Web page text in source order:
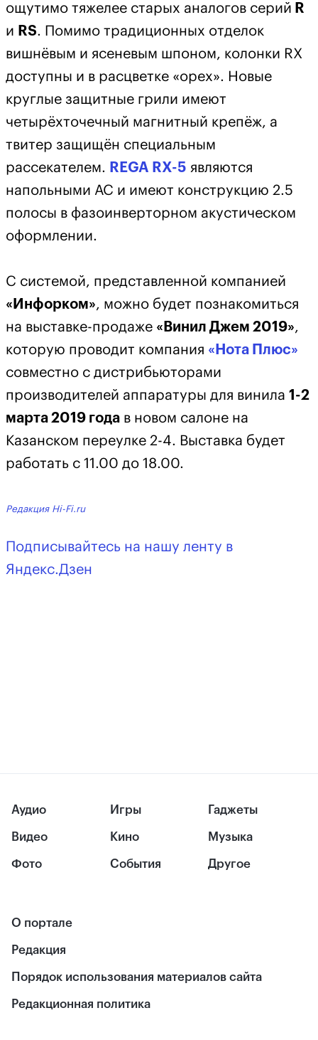
ощутимо тяжелее старых аналогов серий R
и RS. Помимо традиционных отделок
вишнёвым и ясеневым шпоном, колонки RX
доступны и в расцветке «орех». Новые
круглые защитные грили имеют
четырёхточечный магнитный крепёж, а
твитер защищён специальным
рассекателем. REGA RX-5 являются
напольными АС и имеют конструкцию 2.5
полосы в фазоинверторном акустическом
оформлении.
С системой, представленной компанией
«Инфорком», можно будет познакомиться
на выставке-продаже «Винил Джем 2019»,
которую проводит компания «Нота Плюс»
совместно с дистрибьюторами
производителей аппаратуры для винила 1-2
марта 2019 года в новом салоне на
Казанском переулке 2-4. Выставка будет
работать с 11.00 до 18.00.
Редакция Hi-Fi.ru
Подписывайтесь на нашу ленту в
Яндекс.Дзен
Аудио
Видео
Фото
Игры
Кино
События
Гаджеты
Музыка
Другое
О портале
Редакция
Порядок использования материалов сайта
Редакционная политика